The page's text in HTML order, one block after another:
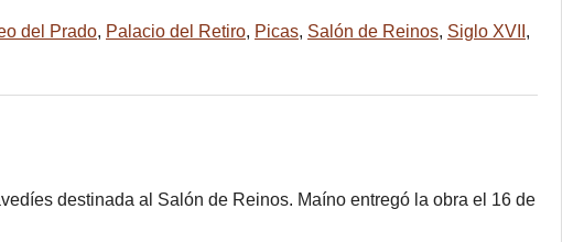
del Prado, Palacio del Retiro, Picas, Salón de Reinos, Siglo XVII ,
destinada al Salón de Reinos. Maíno entregó la obra el 16 de